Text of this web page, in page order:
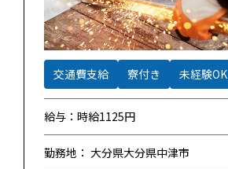
交通費支給 寮付き 未経験OK
給与：時給1125円
勤務地： 大分県大分県中津市